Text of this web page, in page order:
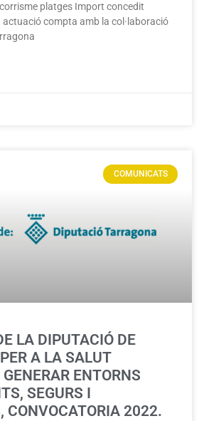
platges Import concedit
compta amb la col·laboració
COMUNICATS
LA DIPUTACIÓ DE
A LA SALUT
ENTORNS
SEGURS I
CONVOCATORIA 2022.